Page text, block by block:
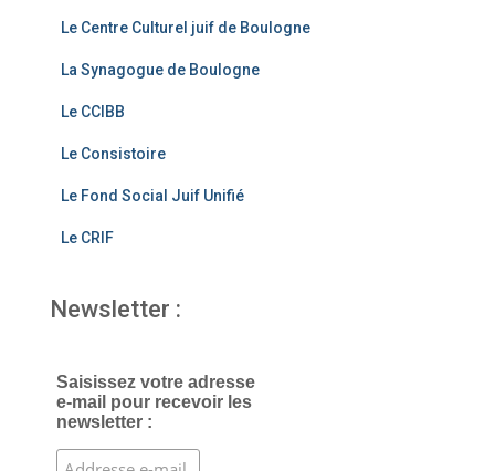
b
o
o
k
a
m
Le Centre Culturel juif de Boulogne
La Synagogue de Boulogne
Le CCIBB
Le Consistoire
Le Fond Social Juif Unifié
Le CRIF
Newsletter :
Saisissez votre adresse
e-mail pour recevoir les
newsletter :